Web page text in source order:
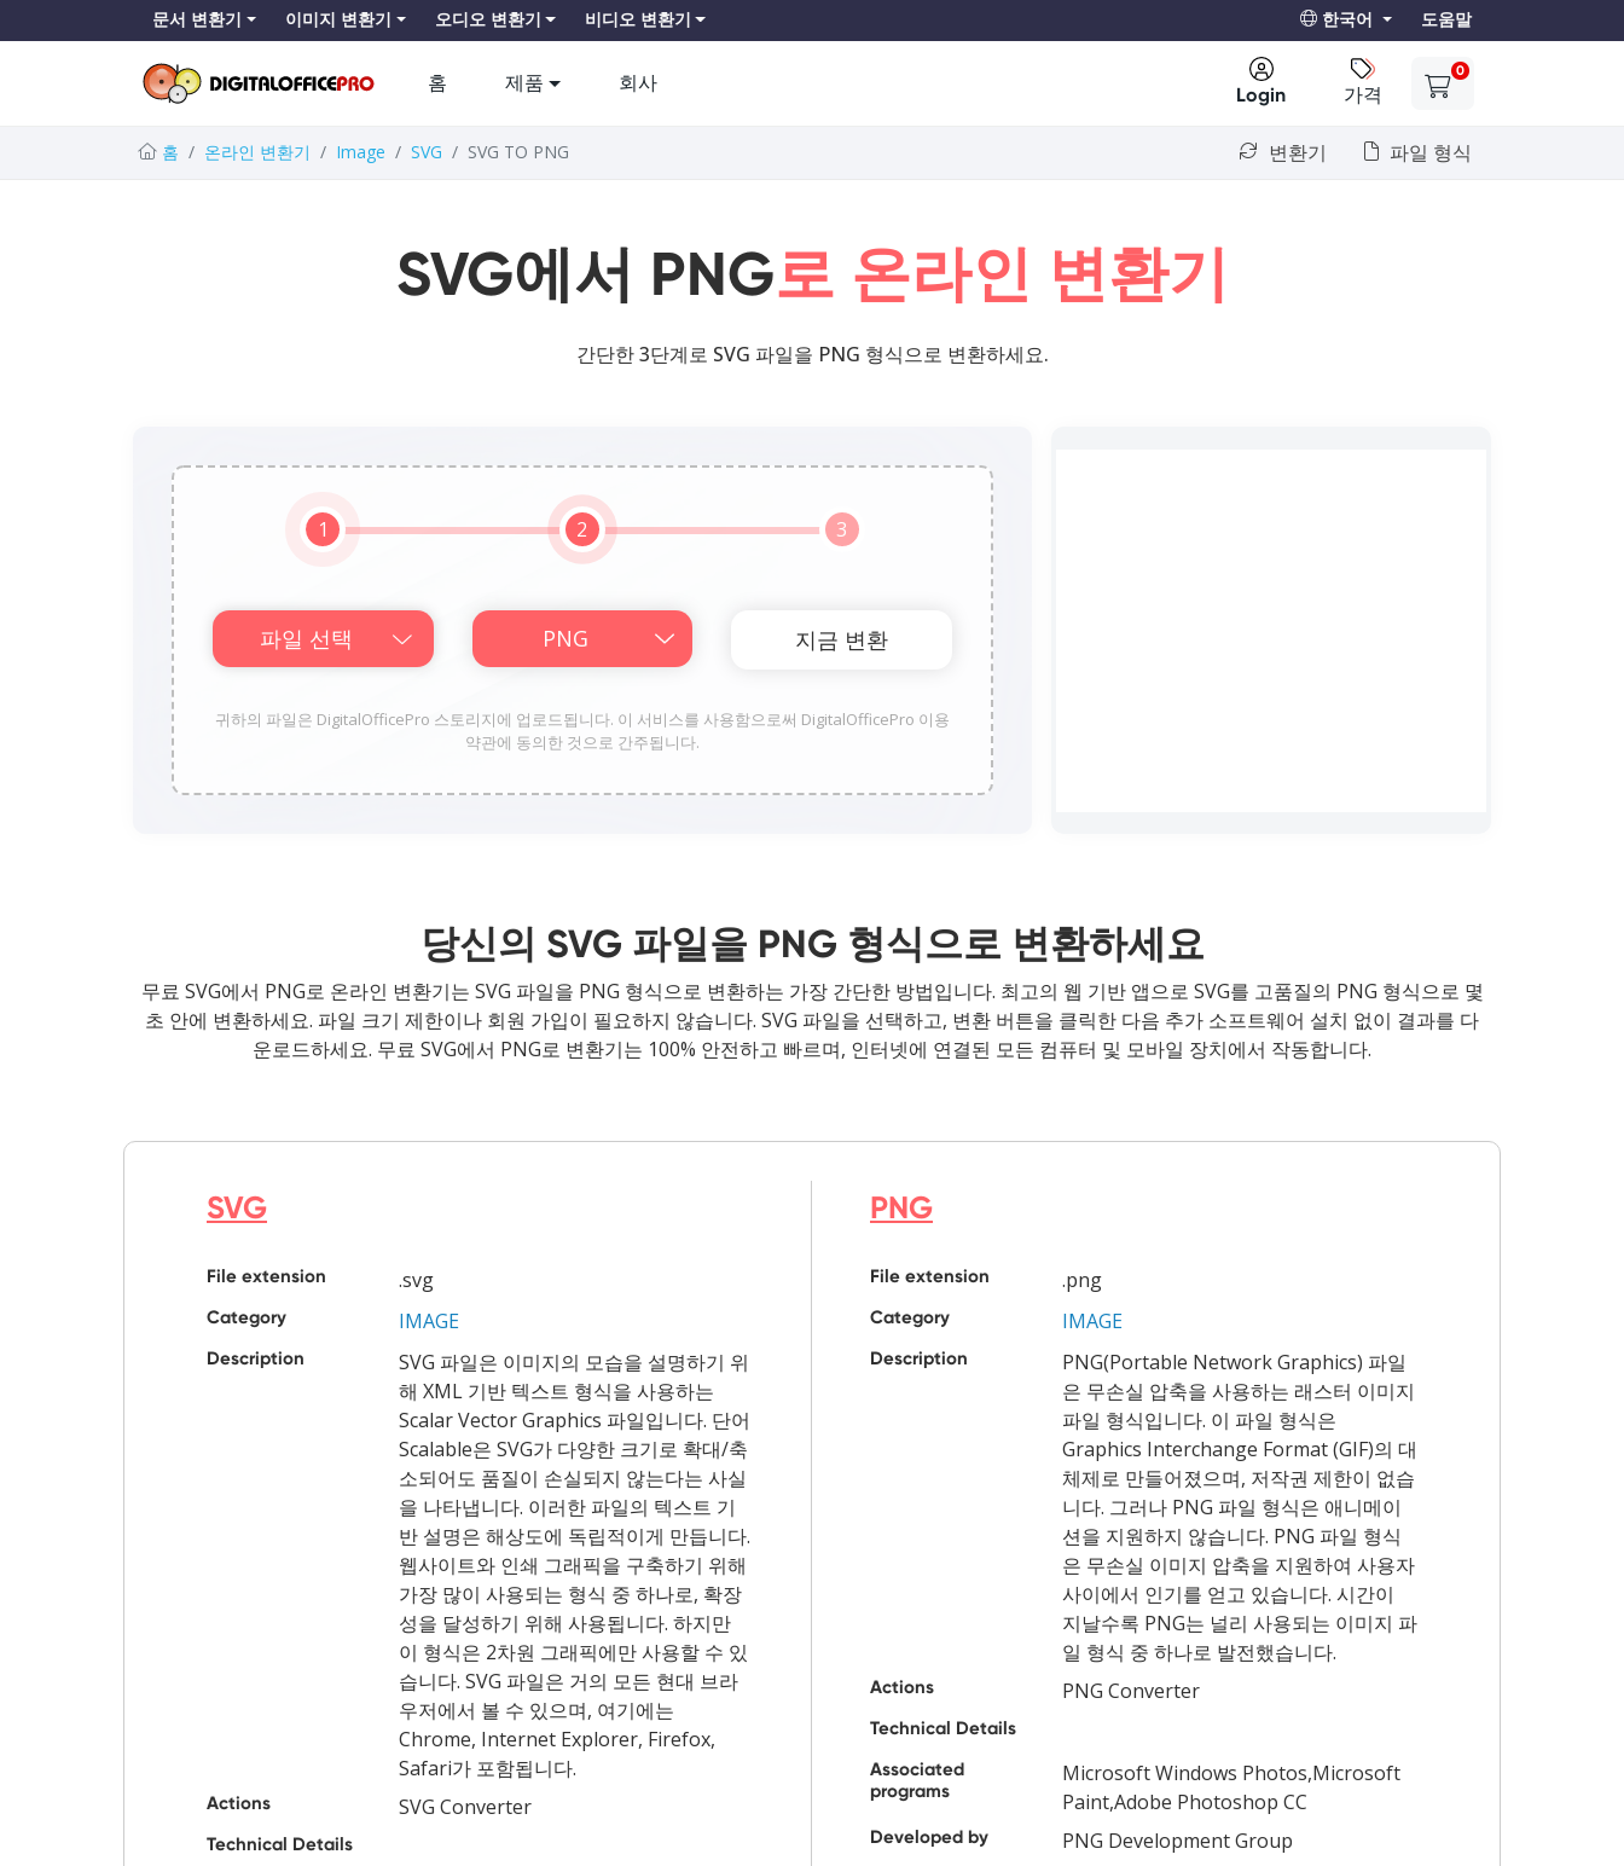
문서 변환기 이미지 변환기 오디오 변환기 비디오 변환기 한국어 도움말
홈 제품 회사
Login 가격
0
홈 온라인 변환기 Image SVG SVG TO PNG 변환기 파일 형식
SVG에서 PNG로 온라인 변환기
간단한 3단계로 SVG 파일을 PNG 형식으로 변환하세요.
1
파일 선택
2 3
귀하의 파일은 DigitalOfficePro 스토리지에 업로드됩니다. 이 서비스를 사용함으로써 DigitalOfficePro 이용
약관에 동의한 것으로 간주됩니다.
당신의 SVG 파일을 PNG 형식으로 변환하세요
무료 SVG에서 PNG로 온라인 변환기는 SVG 파일을 PNG 형식으로 변환하는 가장 간단한 방법입니다. 최고의 웹 기반 앱으로 SVG를 고품질의 PNG 형식으로 몇
초 안에 변환하세요. 파일 크기 제한이나 회원 가입이 필요하지 않습니다. SVG 파일을 선택하고, 변환 버튼을 클릭한 다음 추가 소프트웨어 설치 없이 결과를 다
운로드하세요. 무료 SVG에서 PNG로 변환기는 100% 안전하고 빠르며, 인터넷에 연결된 모든 컴퓨터 및 모바일 장치에서 작동합니다.
SVG
File extension .svg
Category IMAGE
Description
SVG 파일은 이미지의 모습을 설명하기 위
해 XML 기반 텍스트 형식을 사용하는
Scalar Vector Graphics 파일입니다. 단어
Scalable은 SVG가 다양한 크기로 확대/축
소되어도 품질이 손실되지 않는다는 사실
을 나타냅니다. 이러한 파일의 텍스트 기
반 설명은 해상도에 독립적이게 만듭니다.
웹사이트와 인쇄 그래픽을 구축하기 위해
가장 많이 사용되는 형식 중 하나로, 확장
성을 달성하기 위해 사용됩니다. 하지만
이 형식은 2차원 그래픽에만 사용할 수 있
습니다. SVG 파일은 거의 모든 현대 브라
우저에서 볼 수 있으며, 여기에는
Chrome, Internet Explorer, Firefox,
Safari가 포함됩니다.
Actions SVG Converter
Technical Details
PNG
File extension .png
Category IMAGE
Description
PNG(Portable Network Graphics) 파일
은 무손실 압축을 사용하는 래스터 이미지
파일 형식입니다. 이 파일 형식은
Graphics Interchange Format (GIF)의 대
체제로 만들어졌으며, 저작권 제한이 없습
니다. 그러나 PNG 파일 형식은 애니메이
션을 지원하지 않습니다. PNG 파일 형식
은 무손실 이미지 압축을 지원하여 사용자
사이에서 인기를 얻고 있습니다. 시간이
지날수록 PNG는 널리 사용되는 이미지 파
일 형식 중 하나로 발전했습니다.
Actions PNG Converter
Technical Details
Associated
programs
Microsoft Windows Photos,Microsoft
Paint,Adobe Photoshop CC
Developed by PNG Development Group